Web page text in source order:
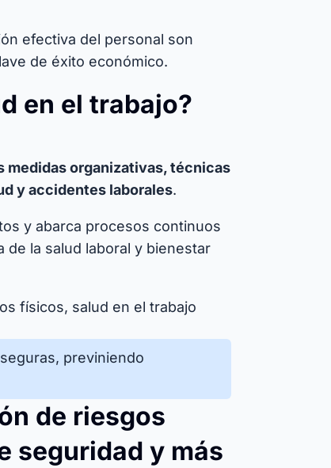
efectiva del personal son
de éxito económico.
en el trabajo?
medidas organizativas, técnicas
y accidentes laborales.
y abarca procesos continuos
la salud laboral y bienestar
físicos, salud en el trabajo
previniendo
de riesgos
seguridad y más